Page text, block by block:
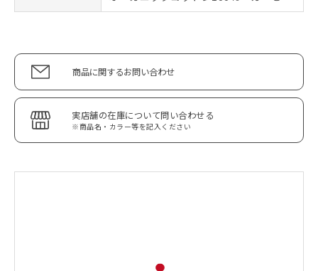
商品に関するお問い合わせ
実店舗の在庫について問い合わせる
※商品名・カラー等を記入ください